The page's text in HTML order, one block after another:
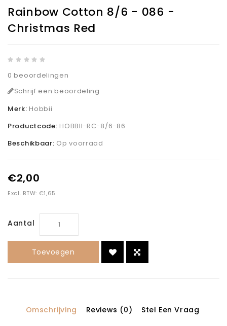
Rainbow Cotton 8/6 - 086 -
Christmas Red
0 beoordelingen
Schrijf een beoordeling
Merk:Hobbii
Productcode: HOBBII-RC-8/6-86
Beschikbaar: Op voorraad
€2,00
Excl. BTW: €1,65
Aantal
Toevoegen
Omschrijving Reviews (0) Stel Een Vraag